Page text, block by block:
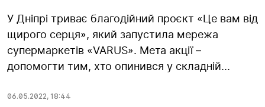
У Дніпрі триває благодійний проєкт «Це вам від
щирого серця», який запустила мережа
супермаркетів «VARUS». Мета акції –
допомогти тим, хто опинився у складній...
06.05.2022, 18:44